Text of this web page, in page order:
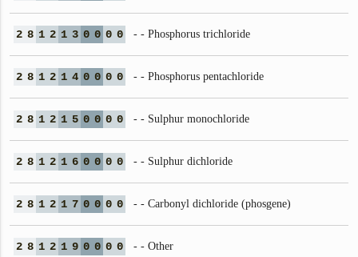
2 8 1 2 1 3 0 0 0 0 - - Phosphorus trichloride
2 8 1 2 1 4 0 0 0 0 - - Phosphorus pentachloride
2 8 1 2 1 5 0 0 0 0 - - Sulphur monochloride
2 8 1 2 1 6 0 0 0 0 - - Sulphur dichloride
2 8 1 2 1 7 0 0 0 0 - - Carbonyl dichloride (phosgene)
2 8 1 2 1 9 0 0 0 0 - - Other